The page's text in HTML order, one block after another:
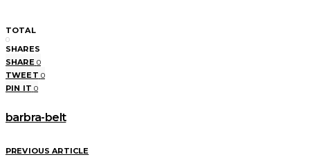
TOTAL
0
SHARES
SHARE 0
TWEET 0
PIN IT 0
barbra-belt
PREVIOUS ARTICLE